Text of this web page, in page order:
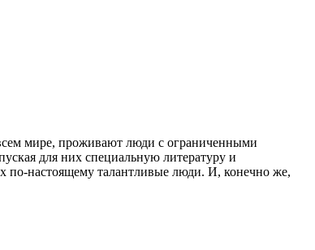
мире, проживают люди с ограниченными
для них специальную литературу и
по-настоящему талантливые люди. И, конечно же,